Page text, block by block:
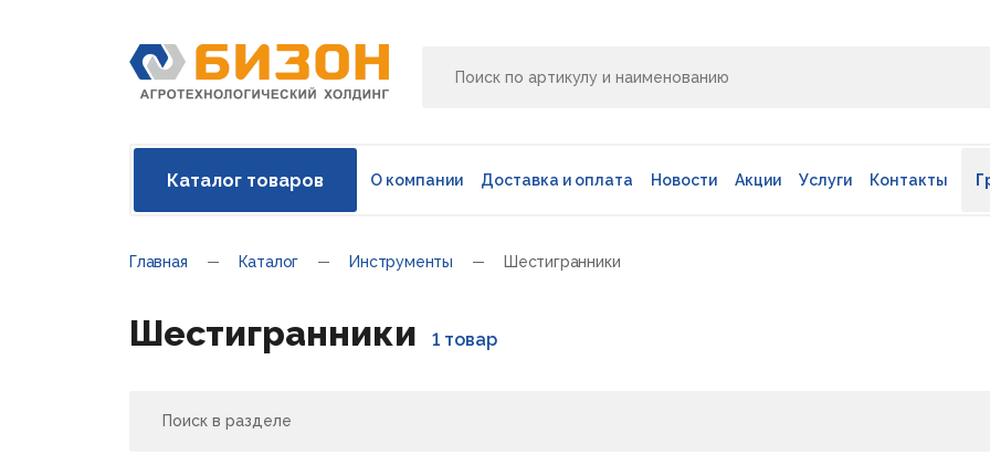
Каталог товаров О компании Доставка и оплата Новости Акции Услуги Контакты
Главная Каталог Инструменты Шестигранники
Шестигранники 1 товар